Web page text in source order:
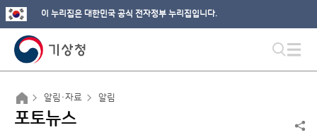
이 누리집은 대한민국 공식 전자정부 누리집입니다.
알림·자료 알림
포토뉴스